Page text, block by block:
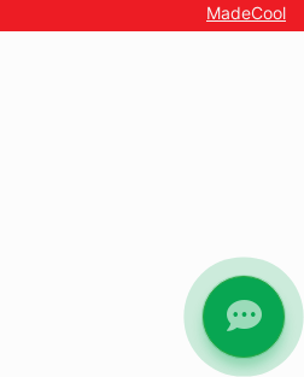
MadeCool